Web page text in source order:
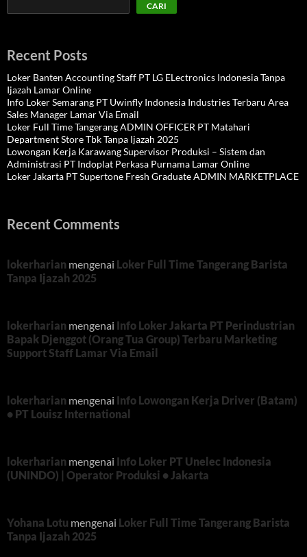
CARI
Recent Posts
Loker Banten Accounting Staff PT LG ELectronics Indonesia Tanpa
Ijazah Lamar Online
Info Loker Semarang PT Uwinfly Indonesia Industries Terbaru Area
Sales Manager Lamar Via Email
Loker Full Time Tangerang ADMIN OFFICER PT Matahari
Department Store Tbk Tanpa Ijazah 2025
Lowongan Kerja Karawang Supervisor Produksi – Sistem dan
Administrasi PT Indoplat Perkasa Purnama Lamar Online
Loker Jakarta PT Supertone Fresh Graduate ADMIN MARKETPLACE
Recent Comments
lokerharian mengenai Loker Full Time Tangerang Barista
Tanpa Ijazah 2025
lokerharian mengenai Info Loker Jakarta PT Perindustrian
Bapak Djenggot (Orang Tua Group) Terbaru Marketing
Support Staff Lamar Via Email
lokerharian mengenai Info Lowongan Kerja Driver (Batam)
• PT Louisz International
lokerharian mengenai Info Loker PT Unelec Indonesia
(UNINDO) | Operator Produksi • Jakarta
Yohana Lotu mengenai Loker Full Time Tangerang Barista
Tanpa Ijazah 2025